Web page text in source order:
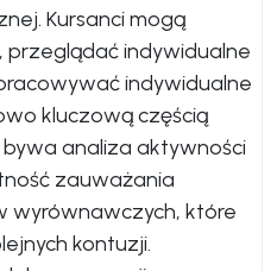
Kursanci mogą
przeglądać indywidualne
indywidualne
kluczową częścią
analiza aktywności
zauważania
wyrównawczych, które
kontuzji.